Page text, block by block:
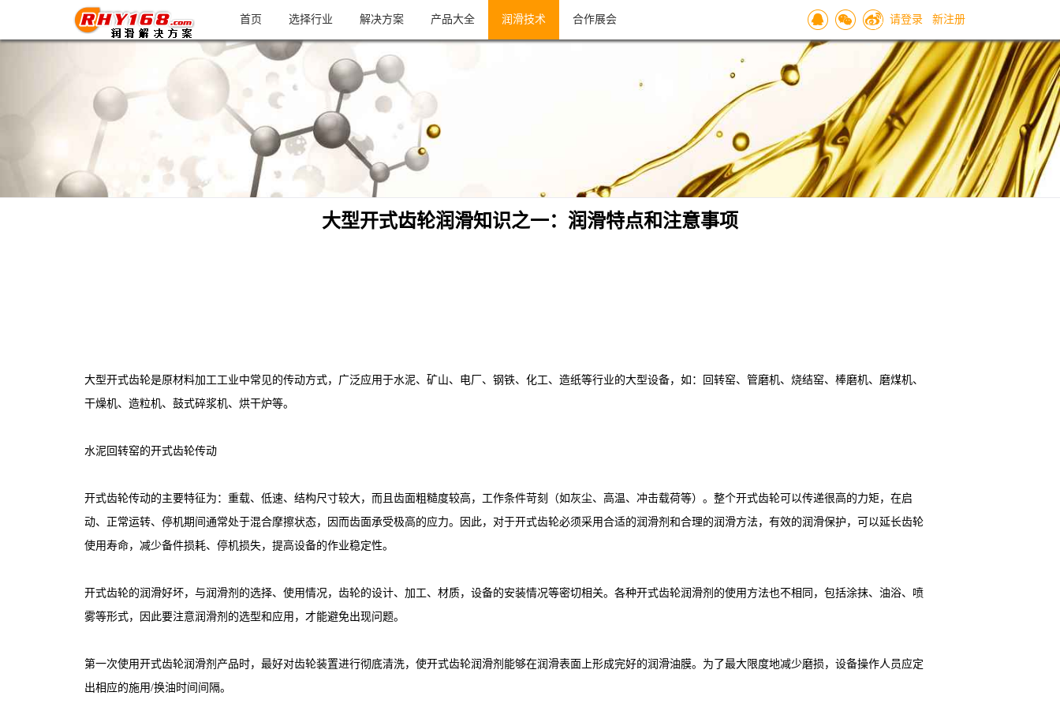
请登录 新注册
首页 选择行业 解决方案 产品大全 润滑技术 合作展会
大型开式齿轮润滑知识之一：润滑特点和注意事项
大型开式齿轮是原材料加工工业中常见的传动方式，广泛应用于水泥、矿山、电厂、钢铁、化工、造纸等行业的大型设备，如：回转窑、管磨机、烧结窑、棒磨机、磨煤机、
干燥机、造粒机、鼓式碎浆机、烘干炉等。
水泥回转窑的开式齿轮传动
开式齿轮传动的主要特征为：重载、低速、结构尺寸较大，而且齿面粗糙度较高，工作条件苛刻（如灰尘、高温、冲击载荷等）。整个开式齿轮可以传递很高的力矩，在启
动、正常运转、停机期间通常处于混合摩擦状态，因而齿面承受极高的应力。因此，对于开式齿轮必须采用合适的润滑剂和合理的润滑方法，有效的润滑保护，可以延长齿轮
使用寿命，减少备件损耗、停机损失，提高设备的作业稳定性。
开式齿轮的润滑好坏，与润滑剂的选择、使用情况，齿轮的设计、加工、材质，设备的安装情况等密切相关。各种开式齿轮润滑剂的使用方法也不相同，包括涂抹、油浴、喷
雾等形式，因此要注意润滑剂的选型和应用，才能避免出现问题。
第一次使用开式齿轮润滑剂产品时，最好对齿轮装置进行彻底清洗，使开式齿轮润滑剂能够在润滑表面上形成完好的润滑油膜。为了最大限度地减少磨损，设备操作人员应定
出相应的施用/换油时间间隔。